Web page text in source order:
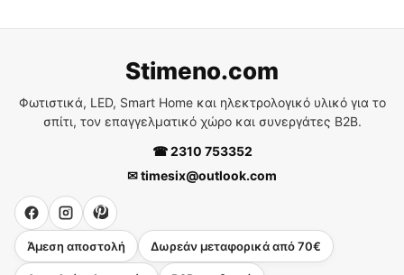
Stimeno.com
Φωτιστικά, LED, Smart Home και ηλεκτρολογικό υλικό για το
σπίτι, τον επαγγελματικό χώρο και συνεργάτες B2B.
☎ 2310 753352
✉ timesix@outlook.com
Άμεση αποστολή Δωρεάν μεταφορικά από 70€